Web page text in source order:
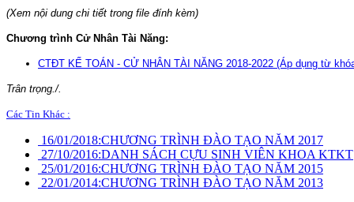
(Xem nội dung chi tiết trong file đính kèm)
Chương trình Cử Nhân Tài Năng:
CTĐT KẾ TOÁN - CỬ NHÂN TÀI NĂNG 2018-2022 (Áp dụng từ
Trân trọng./.
Các Tin Khác :
16/01/2018:CHƯƠNG TRÌNH ĐÀO TẠO NĂM 2017
27/10/2016:DANH SÁCH CỰU SINH VIÊN KHOA KTKT
25/01/2016:CHƯƠNG TRÌNH ĐÀO TẠO NĂM 2015
22/01/2014:CHƯƠNG TRÌNH ĐÀO TẠO NĂM 2013